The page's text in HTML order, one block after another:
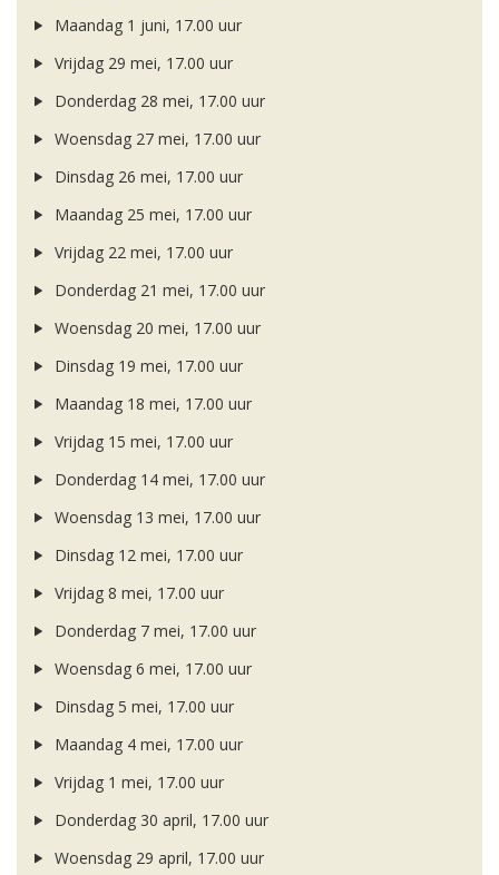
Maandag 1 juni, 17.00 uur
Vrijdag 29 mei, 17.00 uur
Donderdag 28 mei, 17.00 uur
Woensdag 27 mei, 17.00 uur
Dinsdag 26 mei, 17.00 uur
Maandag 25 mei, 17.00 uur
Vrijdag 22 mei, 17.00 uur
Donderdag 21 mei, 17.00 uur
Woensdag 20 mei, 17.00 uur
Dinsdag 19 mei, 17.00 uur
Maandag 18 mei, 17.00 uur
Vrijdag 15 mei, 17.00 uur
Donderdag 14 mei, 17.00 uur
Woensdag 13 mei, 17.00 uur
Dinsdag 12 mei, 17.00 uur
Vrijdag 8 mei, 17.00 uur
Donderdag 7 mei, 17.00 uur
Woensdag 6 mei, 17.00 uur
Dinsdag 5 mei, 17.00 uur
Maandag 4 mei, 17.00 uur
Vrijdag 1 mei, 17.00 uur
Donderdag 30 april, 17.00 uur
Woensdag 29 april, 17.00 uur